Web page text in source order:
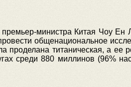
премьер-министра Китая Чоу
общенациональное
проделана титаническая, а ее
среди 880 миллинов (96%